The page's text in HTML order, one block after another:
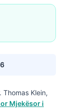
Thomas Klein,
Mjekësor i